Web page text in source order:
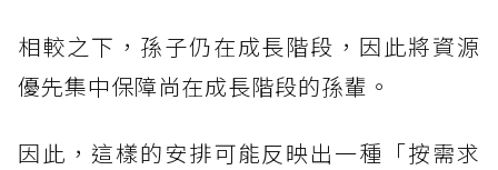
相較之下，孫子仍在成長階段，因此將資源
優先集中保障尚在成長階段的孫輩。
因此，這樣的安排可能反映出一種「按需求